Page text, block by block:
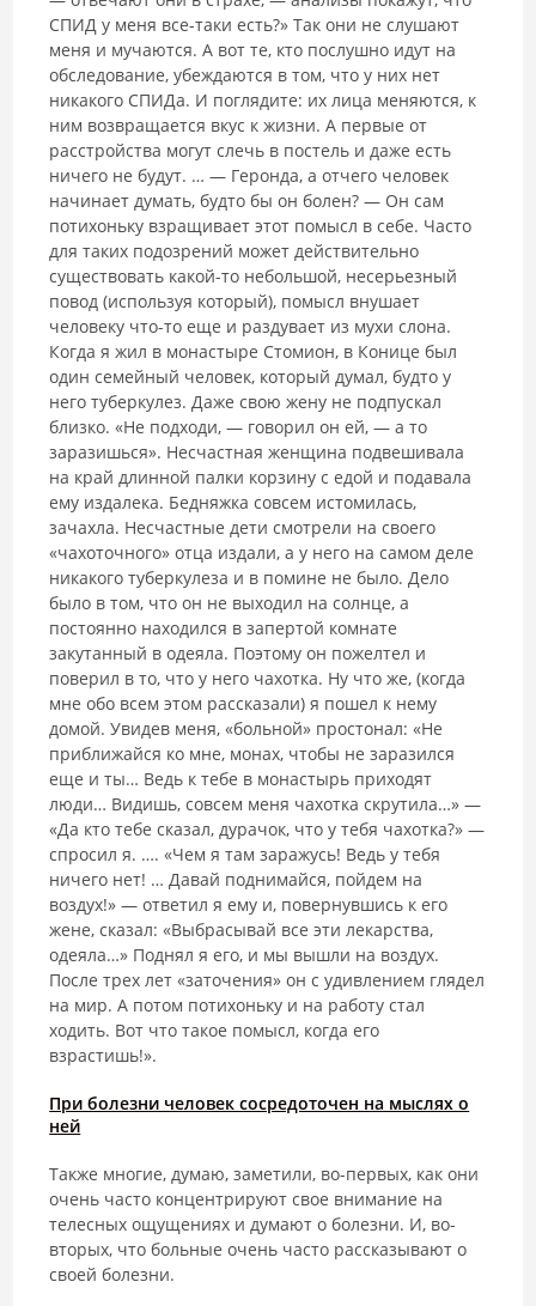
СПИД у меня все-таки есть?» Так они не слушают
меня и мучаются. А вот те, кто послушно идут на
обследование, убеждаются в том, что у них нет
никакого СПИДа. И поглядите: их лица меняются, к
ним возвращается вкус к жизни. А первые от
расстройства могут слечь в постель и даже есть
ничего не будут. … — Геронда, а отчего человек
начинает думать, будто бы он болен? — Он сам
потихоньку взращивает этот помысл в себе. Часто
для таких подозрений может действительно
существовать какой-то небольшой, несерьезный
повод (используя который), помысл внушает
человеку что-то еще и раздувает из мухи слона.
Когда я жил в монастыре Стомион, в Конице был
один семейный человек, который думал, будто у
него туберкулез. Даже свою жену не подпускал
близко. «Не подходи, — говорил он ей, — а то
заразишься». Несчастная женщина подвешивала
на край длинной палки корзину с едой и подавала
ему издалека. Бедняжка совсем истомилась,
зачахла. Несчастные дети смотрели на своего
«чахоточного» отца издали, а у него на самом деле
никакого туберкулеза и в помине не было. Дело
было в том, что он не выходил на солнце, а
постоянно находился в запертой комнате
закутанный в одеяла. Поэтому он пожелтел и
поверил в то, что у него чахотка. Ну что же, (когда
мне обо всем этом рассказали) я пошел к нему
домой. Увидев меня, «больной» простонал: «Не
приближайся ко мне, монах, чтобы не заразился
еще и ты… Ведь к тебе в монастырь приходят
люди… Видишь, совсем меня чахотка скрутила…» —
«Да кто тебе сказал, дурачок, что у тебя чахотка?» —
спросил я. …. «Чем я там заражусь! Ведь у тебя
ничего нет! … Давай поднимайся, пойдем на
воздух!» — ответил я ему и, повернувшись к его
жене, сказал: «Выбрасывай все эти лекарства,
одеяла…» Поднял я его, и мы вышли на воздух.
После трех лет «заточения» он с удивлением глядел
на мир. А потом потихоньку и на работу стал
ходить. Вот что такое помысл, когда его
взрастишь!».
При болезни человек сосредоточен на мыслях о
ней
Также многие, думаю, заметили, во-первых, как они
очень часто концентрируют свое внимание на
телесных ощущениях и думают о болезни. И, во-
вторых, что больные очень часто рассказывают о
своей болезни.